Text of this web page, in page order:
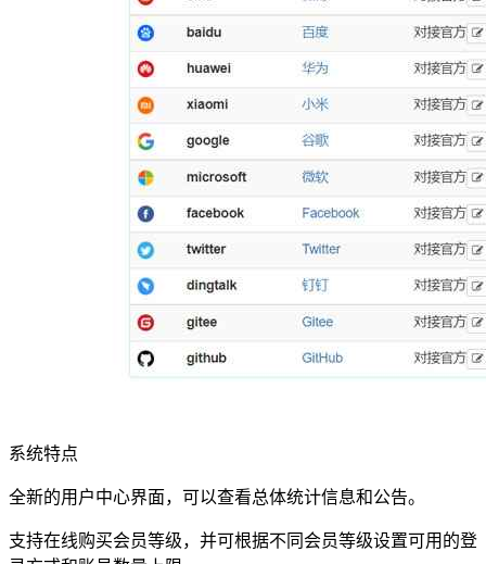
系统特点
全新的用户中心界面，可以查看总体统计信息和公告。
支持在线购买会员等级，并可根据不同会员等级设置可用的登